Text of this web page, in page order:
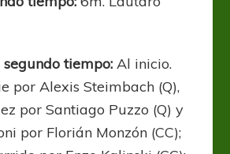
segundo tiempo:Al inicio.
por Alexis Steimbach (Q),
por Santiago Puzzo (Q) y
por Florián Monzón (CC);